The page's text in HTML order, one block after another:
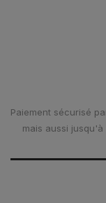
Paiement sécurisé
mais aussi